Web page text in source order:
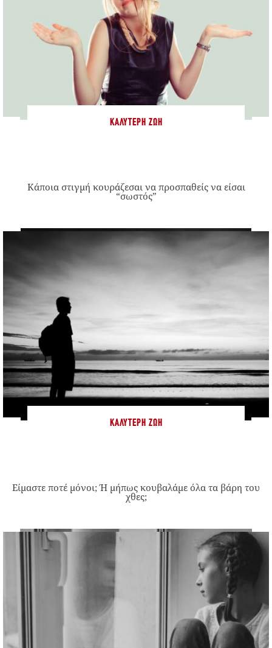
ΚΑΛΎΤΕΡΗ ΖΩΉ
Κάποια στιγμή κουράζεσαι να προσπαθείς να είσαι
“σωστός”
ΚΑΛΎΤΕΡΗ ΖΩΉ
Είμαστε ποτέ μόνοι; Ή μήπως κουβαλάμε όλα τα βάρη του
χθες;